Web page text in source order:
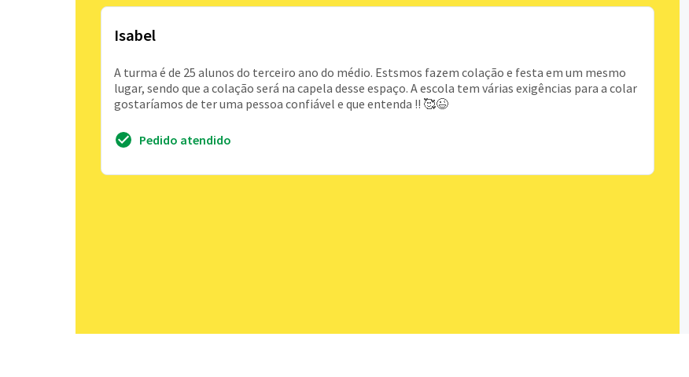
Isabel
A turma é de 25 alunos do terceiro ano do médio. Estsmos fazem colação e festa em um mesmo
lugar, sendo que a colação será na capela desse espaço. A escola tem várias exigências para a colar
gostaríamos de ter uma pessoa confiável e que entenda !! 🥰😉
Pedido atendido